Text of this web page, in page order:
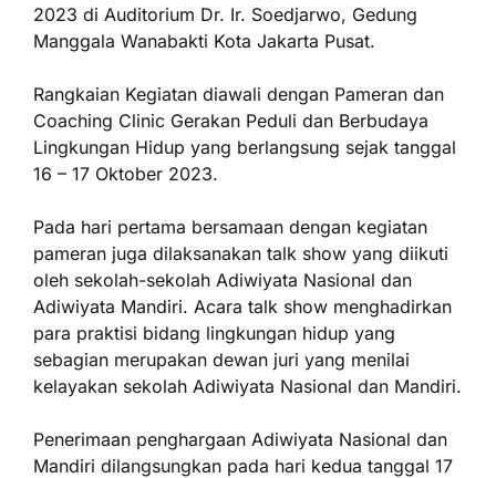
2023 di Auditorium Dr. Ir. Soedjarwo, Gedung
Manggala Wanabakti Kota Jakarta Pusat.
Rangkaian Kegiatan diawali dengan Pameran dan
Coaching Clinic Gerakan Peduli dan Berbudaya
Lingkungan Hidup yang berlangsung sejak tanggal
16 – 17 Oktober 2023.
Pada hari pertama bersamaan dengan kegiatan
pameran juga dilaksanakan talk show yang diikuti
oleh sekolah-sekolah Adiwiyata Nasional dan
Adiwiyata Mandiri. Acara talk show menghadirkan
para praktisi bidang lingkungan hidup yang
sebagian merupakan dewan juri yang menilai
kelayakan sekolah Adiwiyata Nasional dan Mandiri.
Penerimaan penghargaan Adiwiyata Nasional dan
Mandiri dilangsungkan pada hari kedua tanggal 17